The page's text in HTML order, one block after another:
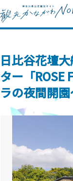
日比谷花壇
ター「ROSE
ラの夜間開園